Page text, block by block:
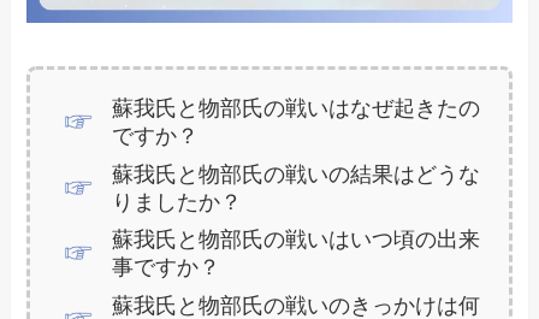
蘇我氏と物部氏の戦いはなぜ起きたの
ですか？
蘇我氏と物部氏の戦いの結果はどうな
りましたか？
蘇我氏と物部氏の戦いはいつ頃の出来
事ですか？
蘇我氏と物部氏の戦いのきっかけは何